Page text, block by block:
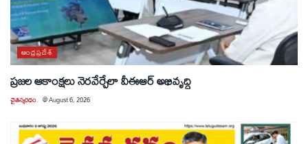
ఆంధ్రప్రదేశ్
ప్రజల ఆకాంక్షలు నెరవేర్చేలా వీఈఆర్ అభివృద్ధి
చైతన్యరధం @August 6, 2026